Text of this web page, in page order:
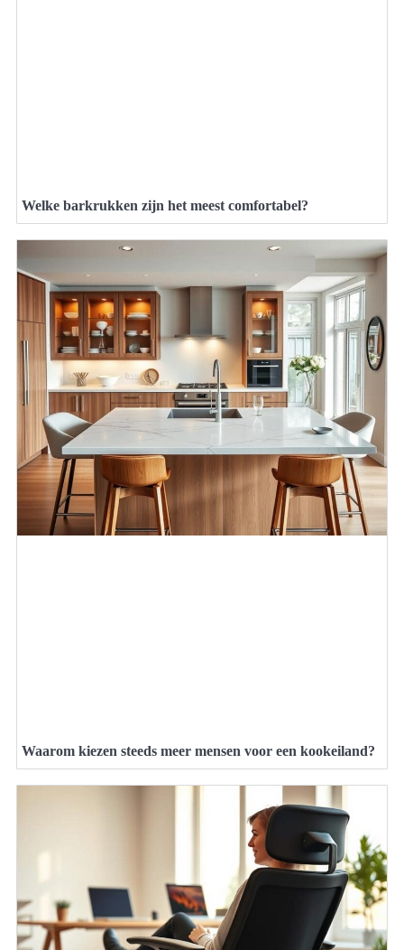
Welke barkrukken zijn het meest comfortabel?
Waarom kiezen steeds meer mensen voor een kookeiland?